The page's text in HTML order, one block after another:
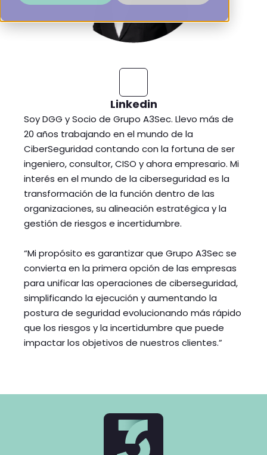
Linkedin
Soy DGG y Socio de Grupo A3Sec. Llevo más de
20 años trabajando en el mundo de la
CiberSeguridad contando con la fortuna de ser
ingeniero, consultor, CISO y ahora empresario. Mi
interés en el mundo de la ciberseguridad es la
transformación de la función dentro de las
organizaciones, su alineación estratégica y la
gestión de riesgos e incertidumbre.
“Mi propósito es garantizar que Grupo A3Sec se
convierta en la primera opción de las empresas
para unificar las operaciones de ciberseguridad,
simplificando la ejecución y aumentando la
postura de seguridad evolucionando más rápido
que los riesgos y la incertidumbre que puede
impactar los objetivos de nuestros clientes.”